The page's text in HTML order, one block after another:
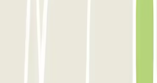
Metro gelegen, womit ihr ganz
es ist sehr sauber und geräumig für